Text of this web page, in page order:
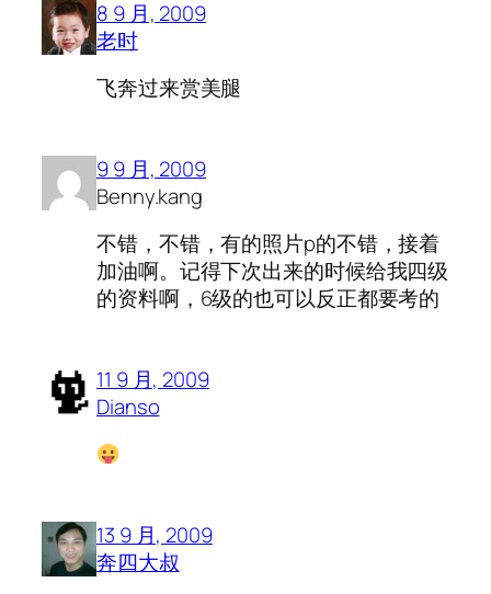
8 9 月, 2009
老时
飞奔过来赏美腿
9 9 月, 2009
Benny.kang
不错，不错，有的照片p的不错，接着
加油啊。记得下次出来的时候给我四级
的资料啊，6级的也可以反正都要考的
11 9 月, 2009
Dianso
13 9 月, 2009
奔四大叔